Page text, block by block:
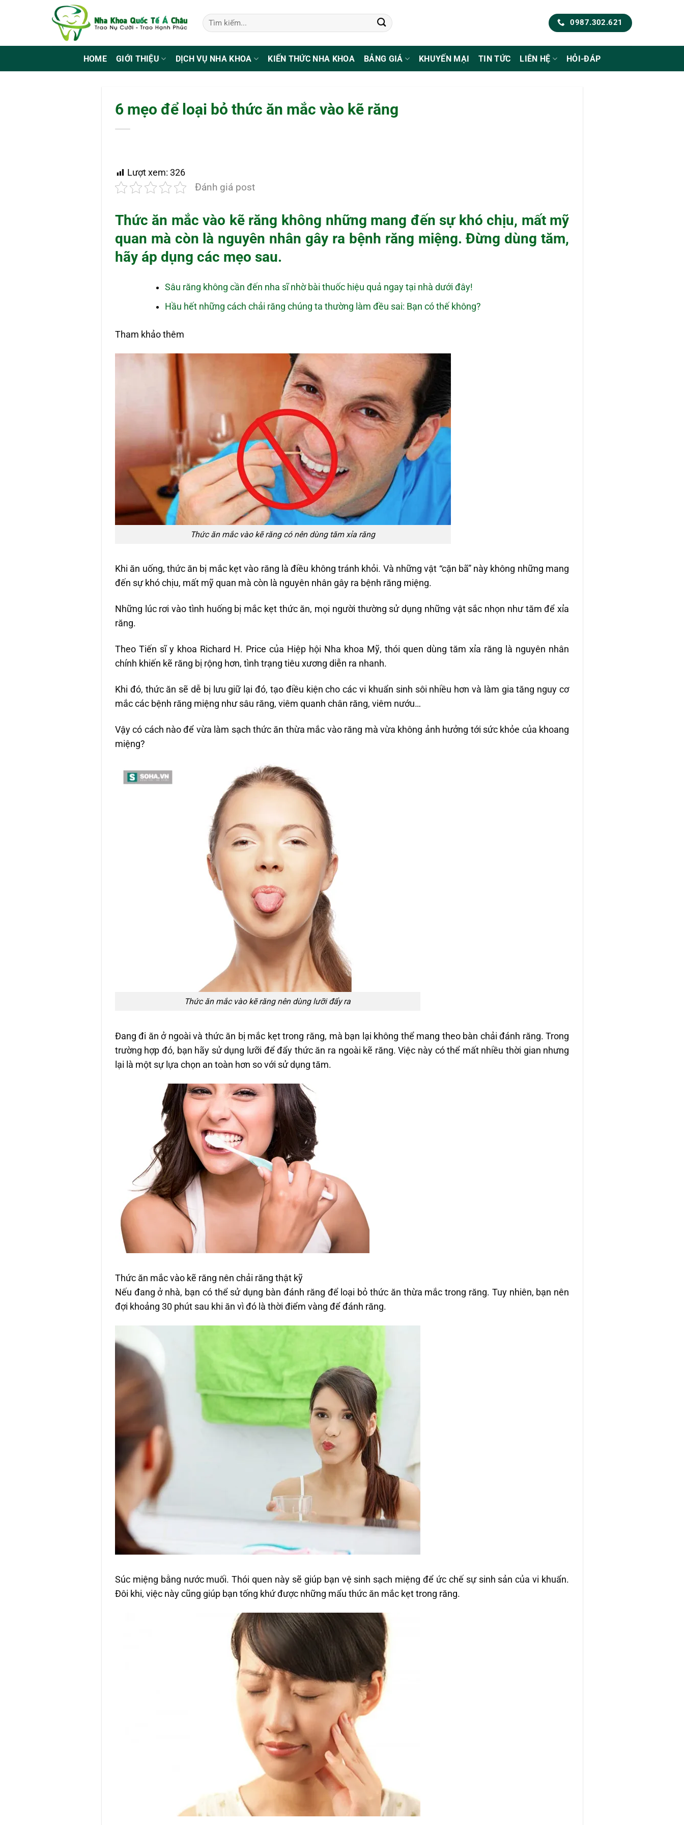
0987.302.621
HOME GIỚI THIỆU DỊCH VỤ NHA KHOA KIẾN THỨC NHA KHOA BẢNG GIÁ KHUYẾN MẠI TIN TỨC LIÊN HỆ HỎI-ĐÁP
6 mẹo để loại bỏ thức ăn mắc vào kẽ răng
Lượt xem: 326
Đánh giá post
Thức ăn mắc vào kẽ răng không những mang đến sự khó chịu, mất mỹ
quan mà còn là nguyên nhân gây ra bệnh răng miệng. Đừng dùng tăm,
hãy áp dụng các mẹo sau.
Sâu răng không cần đến nha sĩ nhờ bài thuốc hiệu quả ngay tại nhà dưới đây!
Hầu hết những cách chải răng chúng ta thường làm đều sai: Bạn có thế không?
Tham khảo thêm
Thức ăn mắc vào kẽ răng có nên dùng tăm xỉa răng
Khi ăn uống, thức ăn bị mắc kẹt vào răng là điều không tránh khỏi. Và những vật “cặn bã” này không những mang
đến sự khó chịu, mất mỹ quan mà còn là nguyên nhân gây ra bệnh răng miệng.
Những lúc rơi vào tình huống bị mắc kẹt thức ăn, mọi người thường sử dụng những vật sắc nhọn như tăm để xỉa
răng.
Theo Tiến sĩ y khoa Richard H. Price của Hiệp hội Nha khoa Mỹ, thói quen dùng tăm xỉa răng là nguyên nhân
chính khiến kẽ răng bị rộng hơn, tình trạng tiêu xương diễn ra nhanh.
Khi đó, thức ăn sẽ dễ bị lưu giữ lại đó, tạo điều kiện cho các vi khuẩn sinh sôi nhiều hơn và làm gia tăng nguy cơ
mắc các bệnh răng miệng như sâu răng, viêm quanh chân răng, viêm nướu…
Vậy có cách nào để vừa làm sạch thức ăn thừa mắc vào răng mà vừa không ảnh hưởng tới sức khỏe của khoang
miệng?
Thức ăn mắc vào kẽ răng nên dùng lưỡi đẩy ra
Đang đi ăn ở ngoài và thức ăn bị mắc kẹt trong răng, mà bạn lại không thể mang theo bàn chải đánh răng. Trong
trường hợp đó, bạn hãy sử dụng lưỡi để đẩy thức ăn ra ngoài kẽ răng. Việc này có thể mất nhiều thời gian nhưng
lại là một sự lựa chọn an toàn hơn so với sử dụng tăm.
Thức ăn mắc vào kẽ răng nên chải răng thật kỹ
Nếu đang ở nhà, bạn có thể sử dụng bàn đánh răng để loại bỏ thức ăn thừa mắc trong răng. Tuy nhiên, bạn nên
đợi khoảng 30 phút sau khi ăn vì đó là thời điểm vàng để đánh răng.
Súc miệng bằng nước muối. Thói quen này sẽ giúp bạn vệ sinh sạch miệng để ức chế sự sinh sản của vi khuẩn.
Đôi khi, việc này cũng giúp bạn tống khứ được những mẩu thức ăn mắc kẹt trong răng.